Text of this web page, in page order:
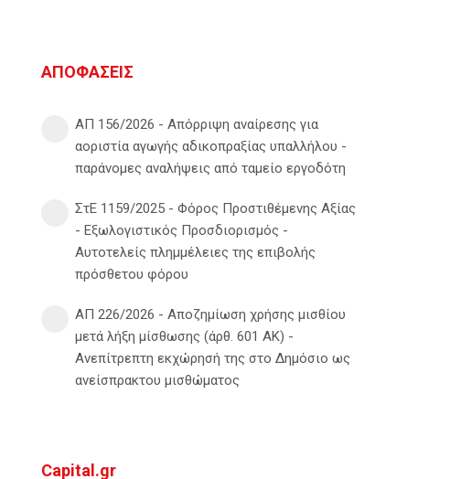
ΑΠΟΦΑΣΕΙΣ
ΑΠ 156/2026 - Απόρριψη αναίρεσης για
αοριστία αγωγής αδικοπραξίας υπαλλήλου -
παράνομες αναλήψεις από ταμείο εργοδότη
ΣτΕ 1159/2025 - Φόρος Προστιθέμενης Αξίας
- Εξωλογιστικός Προσδιορισμός -
Αυτοτελείς πλημμέλειες της επιβολής
πρόσθετου φόρου
ΑΠ 226/2026 - Αποζημίωση χρήσης μισθίου
μετά λήξη μίσθωσης (άρθ. 601 ΑΚ) -
Ανεπίτρεπτη εκχώρησή της στο Δημόσιο ως
ανείσπρακτου μισθώματος
Capital.gr